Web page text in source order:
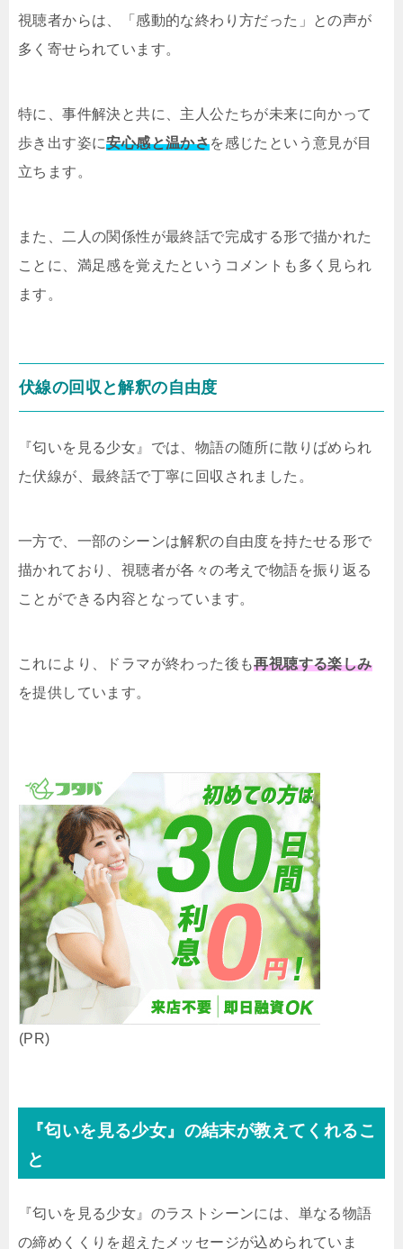
視聴者からは、「感動的な終わり方だった」との声が
多く寄せられています。
特に、事件解決と共に、主人公たちが未来に向かって
歩き出す姿に安心感と温かさを感じたという意見が目
立ちます。
また、二人の関係性が最終話で完成する形で描かれた
ことに、満足感を覚えたというコメントも多く見られ
ます。
伏線の回収と解釈の自由度
『匂いを見る少女』では、物語の随所に散りばめられ
た伏線が、最終話で丁寧に回収されました。
一方で、一部のシーンは解釈の自由度を持たせる形で
描かれており、視聴者が各々の考えで物語を振り返る
ことができる内容となっています。
これにより、ドラマが終わった後も再視聴する楽しみ
を提供しています。
(PR)
『匂いを見る少女』の結末が教えてくれるこ
と
『匂いを見る少女』のラストシーンには、単なる物語
の締めくくりを超えたメッセージが込められていま